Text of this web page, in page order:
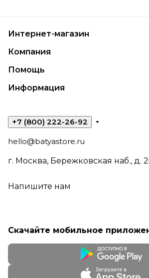
Интернет-магазин
Компания
Помощь
Информация
+7 (800) 222-26-92
hello@batyastore.ru
г. Москва, Бережковская наб., д.
Напишите нам
Скачайте мобильное